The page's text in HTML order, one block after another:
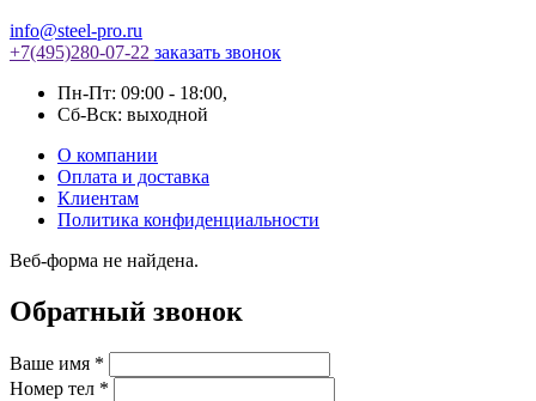
info@steel-pro.ru
+7(495)280-07-22 заказать звонок
Пн-Пт: 09:00 - 18:00,
Cб-Вск: выходной
О компании
Оплата и доставка
Клиентам
Политика конфиденциальности
Веб-форма не найдена.
Обратный звонок
Ваше имя *
Номер тел *